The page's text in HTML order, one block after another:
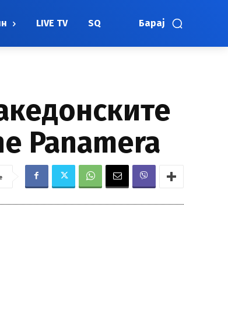
Барај
LIVE TV SQ
Panamera